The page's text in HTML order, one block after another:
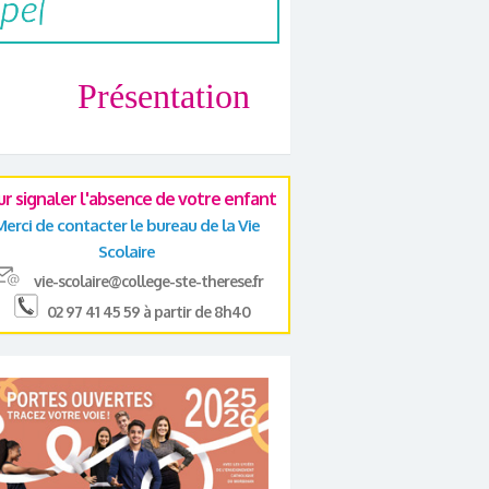
Présentation
signaler l'absence de votre enfant
de contacter le bureau de la Vie
Scolaire
vie-scolaire@college-ste-therese.fr
02 97 41 45 59 à partir de 8h40